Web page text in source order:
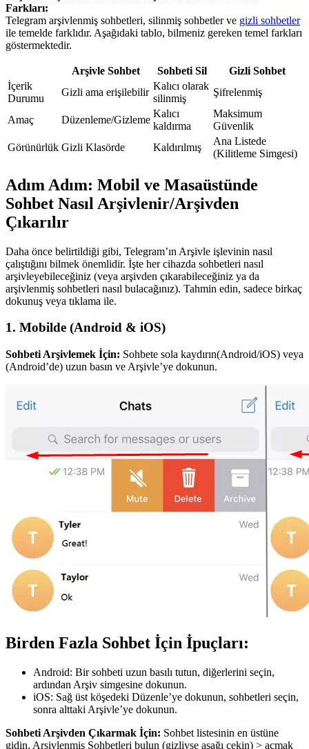
Farkları:
Telegram arşivlenmiş sohbetleri, silinmiş sohbetler ve gizli sohbetler
ile temelde farklıdır. Aşağıdaki tablo, bilmeniz gereken temel farkları
göstermektedir.
Arşivle Sohbet Sohbeti Sil
Gizli Sohbet
İçerik
Durumu
Gizli ama erişilebilir
Kalıcı olarak
silinmiş
Şifrelenmiş
Amaç Düzenleme/Gizleme
Kalıcı
kaldırma
Maksimum
Güvenlik
Görünürlük Gizli Klasörde Kaldırılmış
Ana Listede
(Kilitleme Simgesi)
Adım Adım: Mobil ve Masaüstünde
Sohbet Nasıl Arşivlenir/Arşivden
Çıkarılır
Daha önce belirtildiği gibi, Telegram’ın Arşivle işlevinin nasıl
çalıştığını bilmek önemlidir. İşte her cihazda sohbetleri nasıl
arşivleyebileceğiniz (veya arşivden çıkarabileceğiniz ya da
arşivlenmiş sohbetleri nasıl bulacağınız). Tahmin edin, sadece birkaç
dokunuş veya tıklama ile.
1. Mobilde (Android & iOS)
Sohbeti Arşivlemek İçin: Sohbete sola kaydırın(Android/iOS) veya
(Android’de) uzun basın ve Arşivle’ye dokunun.
Birden Fazla Sohbet İçin İpuçları:
Android: Bir sohbeti uzun basılı tutun, diğerlerini seçin,
ardından Arşiv simgesine dokunun.
iOS: Sağ üst köşedeki Düzenle’ye dokunun, sohbetleri seçin,
sonra alttaki Arşivle’ye dokunun.
Sohbeti Arşivden Çıkarmak İçin: Sohbet listesinin en üstüne
gidin, Arşivlenmiş Sohbetleri bulun (gizliyse aşağı çekin) > açmak